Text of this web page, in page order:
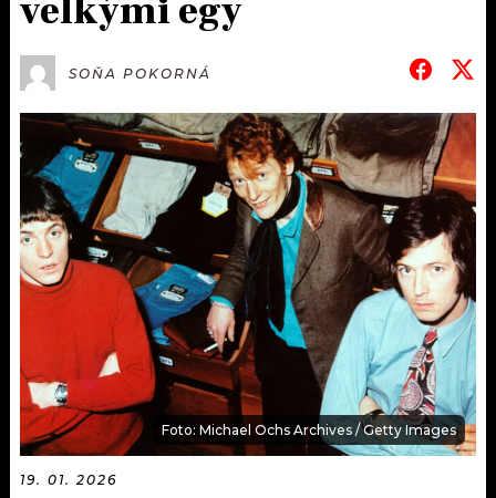
ROZHOVORY
#NEBUDUDOMA
KALENDÁŘ
KVÍZY
VIP
TRENDY
MIX
OSTATNÍ
RÁDIO
APLIKACE
PROGRAM
PLAYLIST
JAK NALADIT
SOUTĚŽE
velkými egy
SOŇA POKORNÁ
Foto: Michael Ochs Archives / Getty Images
19. 01. 2026